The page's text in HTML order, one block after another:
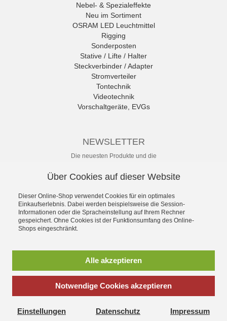
Nebel- & Spezialeffekte
Neu im Sortiment
OSRAM LED Leuchtmittel
Rigging
Sonderposten
Stative / Lifte / Halter
Steckverbinder / Adapter
Stromverteiler
Tontechnik
Videotechnik
Vorschaltgeräte, EVGs
NEWSLETTER
Die neuesten Produkte und die
Ihr nichts mehr verpasst.
Abonnieren
Splendid P.A. - Professionelle Licht- und Tontechnik
Hubertusweg 24 - D-86529 Schrobenhausen - Germany
Über Cookies auf dieser Website
Dieser Online-Shop verwendet Cookies für ein optimales
Einkaufserlebnis. Dabei werden beispielsweise die Session-
Informationen oder die Spracheinstellung auf Ihrem Rechner
gespeichert. Ohne Cookies ist der Funktionsumfang des Online-
Shops eingeschränkt.
Alle akzeptieren
Notwendige Cookies akzeptieren
Einstellungen Datenschutz Impressum